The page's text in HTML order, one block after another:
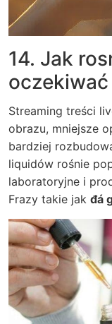
14. Jak
oczekiwać
Streaming treści
obrazu, mniejsze
bardziej
liquidów rośnie
laboratoryjne i
Frazy takie jak đá